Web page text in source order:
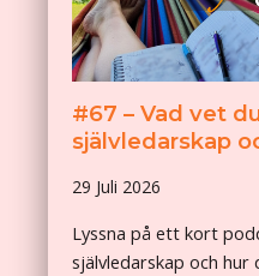
#67 – Vad vet
självledarskap
29 Juli 2026
Lyssna på ett kort
självledarskap och